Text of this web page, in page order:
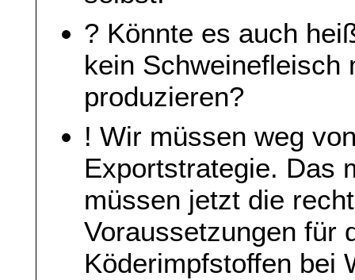
? Könnte es auch
kein Schweinefleisch
produzieren?
! Wir müssen weg
Exportstrategie. Das
müssen jetzt die
Voraussetzungen für
Köderimpfstoffen bei